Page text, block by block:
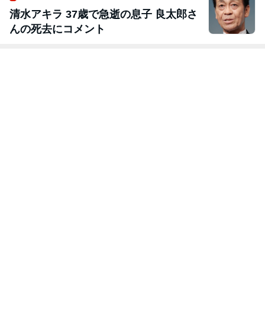
清水アキラ 37歳で急逝の息子 良太郎さ
んの死去にコメント